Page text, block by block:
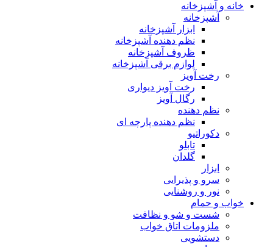
خانه و آشپزخانه
آشپزخانه
ابزار آشپزخانه
نظم دهنده آشپزخانه
ظروف آشپزخانه
لوازم برقی آشپزخانه
رخت آویز
رخت آویز دیواری
رگال آویز
نظم دهنده
نظم دهنده پارچه ای
دکوراتیو
تابلو
گلدان
ابزار
سرو و پذیرایی
نور و روشنایی
خواب و حمام
شست و شو و نظافت
ملزومات اتاق خواب
دستشویی